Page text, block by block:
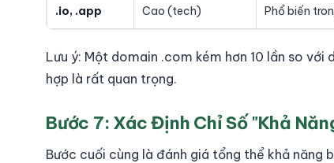
.io, .app Cao (tech) Phổ biến
Lưu ý: Một domain .com kém hơn 10 lần so
hợp là rất quan trọng.
Bước 7: Xác Định Chỉ Số "Khả
Bước cuối cùng là đánh giá tổng thể khả năng